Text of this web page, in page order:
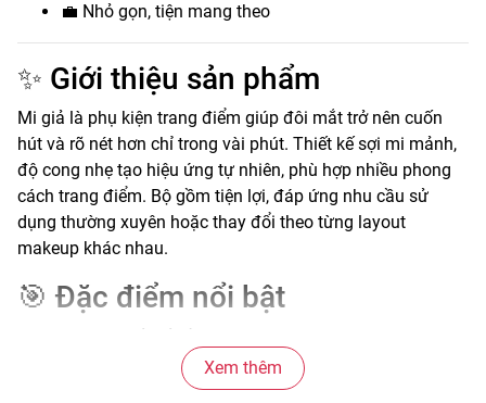
💼 Nhỏ gọn, tiện mang theo
✨ Giới thiệu sản phẩm
Mi giả là phụ kiện trang điểm giúp đôi mắt trở nên cuốn
hút và rõ nét hơn chỉ trong vài phút. Thiết kế sợi mi mảnh,
độ cong nhẹ tạo hiệu ứng tự nhiên, phù hợp nhiều phong
cách trang điểm. Bộ gồm tiện lợi, đáp ứng nhu cầu sử
dụng thường xuyên hoặc thay đổi theo từng layout
makeup khác nhau.
🎯 Đặc điểm nổi bật
nặng mí khi sử dụng trong thời gian dài. Phần chân mi
mảnh giúp ôm sát đường viền mắt, hạn chế lộ viền khi
Xem thêm